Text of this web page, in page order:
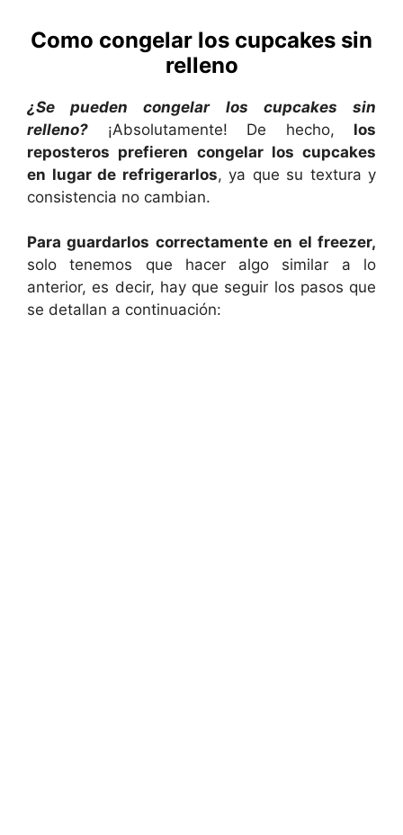
Como congelar los cupcakes sin
relleno
¿Se pueden congelar los cupcakes sin
relleno? ¡Absolutamente! De hecho, los
reposteros prefieren congelar los cupcakes
en lugar de refrigerarlos, ya que su textura y
consistencia no cambian.
Para guardarlos correctamente en el freezer,
solo tenemos que hacer algo similar a lo
anterior, es decir, hay que seguir los pasos que
se detallan a continuación: